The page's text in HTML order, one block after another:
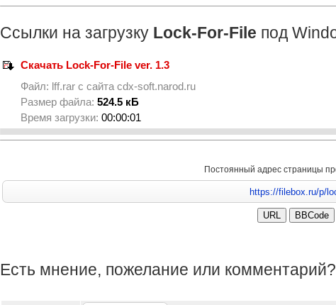
Ссылки на загрузку Lock-For-File под
Скачать Lock-For-File ver. 1.3
Файл: lff.rar с сайта cdx-soft.narod.ru
Размер файла: 524.5 кБ
Время загрузки: 00:00:01
Постоянный адрес страницы
Есть мнение, пожелание или комментарий?